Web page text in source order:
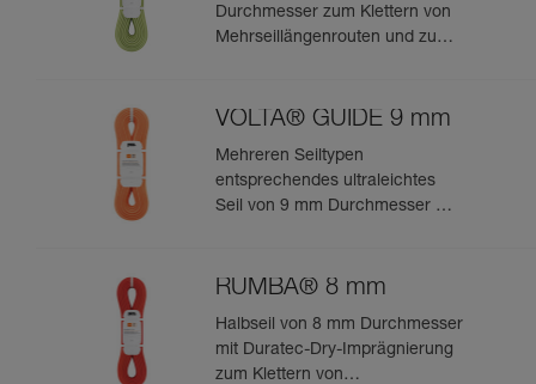
Durchmesser zum Klettern von
Mehrseillängenrouten und zum
VOLTA® GUIDE 9 mm
Mehreren Seiltypen
entsprechendes ultraleichtes
Seil von 9 mm Durchmesser mit
Klettern oder Bergsteigen
RUMBA® 8 mm
Halbseil von 8 mm Durchmesser
mit Duratec-Dry-Imprägnierung
zum Klettern von